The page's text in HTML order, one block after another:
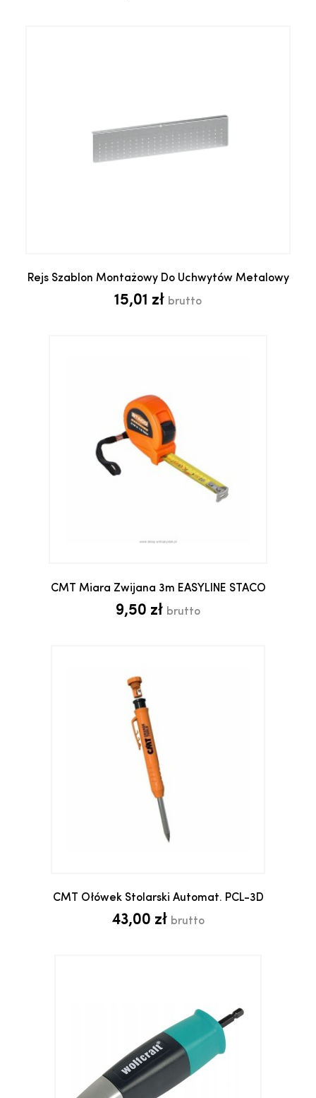
Rejs Szablon Montażowy Do Uchwytów Metalowy
15,01 zł brutto
CMT Miara Zwijana 3m EASYLINE STACO
9,50 zł brutto
CMT Ołówek Stolarski Automat. PCL-3D
43,00 zł brutto